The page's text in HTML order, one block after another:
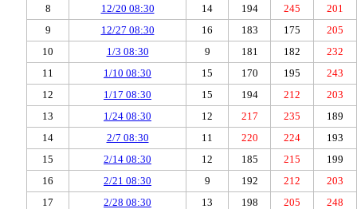
8
12/20 08:30 14 194 245
201
9
12/27 08:30 16 183 175
205
10
1/3 08:30 9 181 182
232
11
1/10 08:30 15 170 195
243
12
1/17 08:30 15 194 212
203
13
1/24 08:30 12 217 235
189
14
2/7 08:30 11 220 224
193
15
2/14 08:30 12 185 215
199
16
2/21 08:30 9 192 212
203
17
2/28 08:30 13 198 205
248